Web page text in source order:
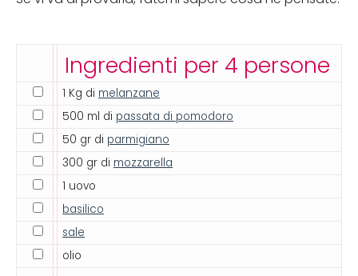
Ingredienti per 4 persone
1 Kg di melanzane
500 ml di passata di pomodoro
50 gr di parmigiano
300 gr di mozzarella
1 uovo
basilico
sale
olio